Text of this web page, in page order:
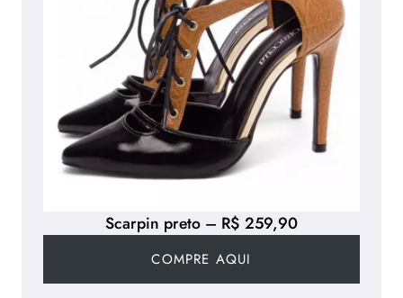
Scarpin preto – R$ 259,90
COMPRE AQUI